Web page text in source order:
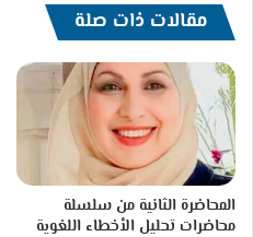
مضمون
القرار
الدولي
لوقف
الحرب
في
لبنان؟!
وماذا
عن
تقصير
مقالات ذات صلة
المحاضرة الثانية من سلسلة
محاضرات تحليل الأخطاء اللغوية